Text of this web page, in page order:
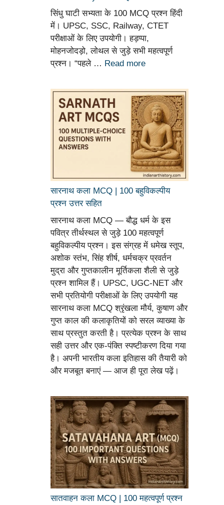
सिंधु घाटी सभ्यता के 100 MCQ प्रश्न हिंदी
में। UPSC, SSC, Railway, CTET
परीक्षाओं के लिए उपयोगी। हड़प्पा,
मोहनजोदड़ो, लोथल से जुड़े सभी महत्वपूर्ण
प्रश्न। “पहले … Read more
सारनाथ कला MCQ | 100 बहुविकल्पीय
प्रश्न उत्तर सहित
सारनाथ कला MCQ — बौद्ध धर्म के इस
पवित्र तीर्थस्थल से जुड़े 100 महत्वपूर्ण
बहुविकल्पीय प्रश्न। इस संग्रह में धमेख स्तूप,
अशोक स्तंभ, सिंह शीर्ष, धर्मचक्र प्रवर्तन
मुद्रा और गुप्तकालीन मूर्तिकला शैली से जुड़े
प्रश्न शामिल हैं। UPSC, UGC-NET और
सभी प्रतियोगी परीक्षाओं के लिए उपयोगी यह
सारनाथ कला MCQ श्रृंखला मौर्य, कुषाण और
गुप्त काल की कलाकृतियों को सरल व्याख्या के
साथ प्रस्तुत करती है। प्रत्येक प्रश्न के साथ
सही उत्तर और एक-पंक्ति स्पष्टीकरण दिया गया
है। अपनी भारतीय कला इतिहास की तैयारी को
और मजबूत बनाएं — आज ही पूरा लेख पढ़ें।
सातवाहन कला MCQ | 100 महत्वपूर्ण प्रश्न